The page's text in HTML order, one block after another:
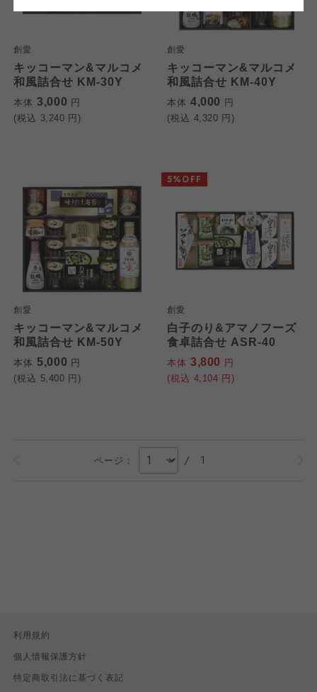
創愛
キッコーマン&マルコメ
和風詰合せ KM-30Y
本体 3,000 円
(税込 3,240 円)
創愛
キッコーマン&マルコメ
和風詰合せ KM-40Y
本体 4,000 円
(税込 4,320 円)
創愛
キッコーマン&マルコメ
和風詰合せ KM-50Y
本体 5,000 円
(税込 5,400 円)
創愛
白子のり&アマノフーズ
食卓詰合せ ASR-40
本体 3,800 円
(税込 4,104 円)
5%OFF
ページ： / 1
利用規約
個人情報保護方針
特定商取引法に基づく表記
おおさかパルコープ
よどがわ市民生協
大阪いずみ市民生協
おおさかパルコープ
よどがわ市民生協
わかやま市民生協
おおさかパルコープ
よどがわ市民生協
大阪いずみ市民生協